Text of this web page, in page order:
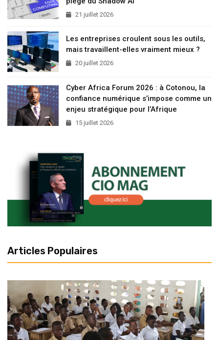
21 juillet 2026
Les entreprises croulent sous les outils,
mais travaillent-elles vraiment mieux ?
20 juillet 2026
Cyber Africa Forum 2026 : à Cotonou, la
confiance numérique s’impose comme un
enjeu stratégique pour l’Afrique
15 juillet 2026
Articles Populaires